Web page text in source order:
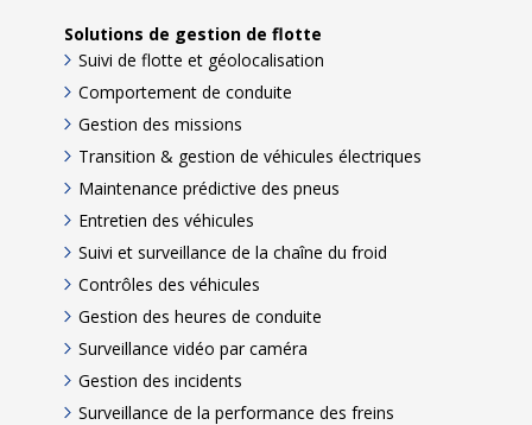
Solutions de gestion de flotte
Suivi de flotte et géolocalisation
Comportement de conduite
Gestion des missions
Transition & gestion de véhicules électriques
Maintenance prédictive des pneus
Entretien des véhicules
Suivi et surveillance de la chaîne du froid
Contrôles des véhicules
Gestion des heures de conduite
Surveillance vidéo par caméra
Gestion des incidents
Surveillance de la performance des freins